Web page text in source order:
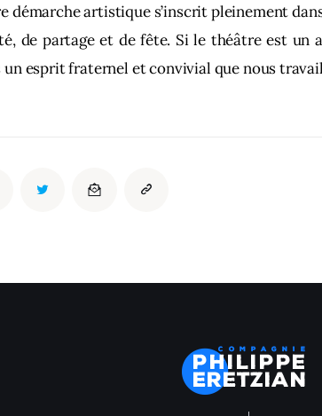
démarche artistique s’inscrit pleinement
de partage et de fête. Si le théâtre est un
un esprit fraternel et convivial que nous